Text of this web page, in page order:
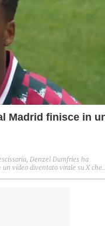
Madrid finisce in
Denzel Dumfries ha
video diventato virale su X che